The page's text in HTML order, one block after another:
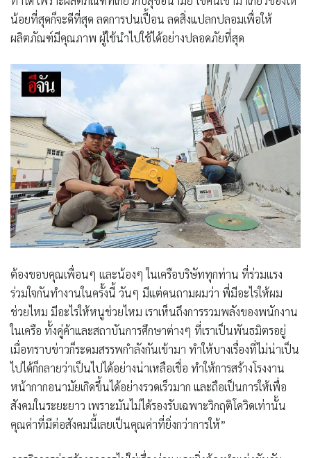
น้อยที่สุดก็จะดีที่สุด ลดการปนเปื้อน ลดสิ่งแปลกปลอมเพื่อให้
ผลิตภัณฑ์มีคุณภาพ ผู้ใช้นำไปใช้ได้อย่างปลอดภัยที่สุด
ต้องขอบคุณเพื่อนๆ และน้องๆ ในเครือบริษัททุกท่าน ที่ร่วมแรง
ร่วมใจกันทำงานในครั้งนี้ วันๆ มีแต่คนถามผมว่า พี่มีอะไรให้ผม
ช่วยไหม มีอะไรให้หนูช่วยไหม เราเห็นถึงการรวมพลังของพนักงาน
ในเครือ ทั้งคู่ค้าและสถาบันการศึกษาต่างๆ ที่เราเป็นพันธมิตรอยู่
เมื่อทราบข่าวก็ระดมสรรพกำลังกันเข้ามา ทำให้บางเรื่องที่ไม่น่าเป็น
ไปได้ก็กลายว่าเป็นไปได้อย่างน่าเหลือเชื่อ ทำให้การสร้างโรงงาน
หน้ากากอนามัยเกิดขึ้นได้อย่างรวดเร็วมาก และถือเป็นการให้เพื่อ
สังคมในระยะยาว เพราะมันไม่ได้รองรับเฉพาะวิกฤติโควิดเท่านั้น
คุณค่าที่มีต่อสังคมนี้เลยเป็นคุณค่าที่ยิ่งกว่าการให้”